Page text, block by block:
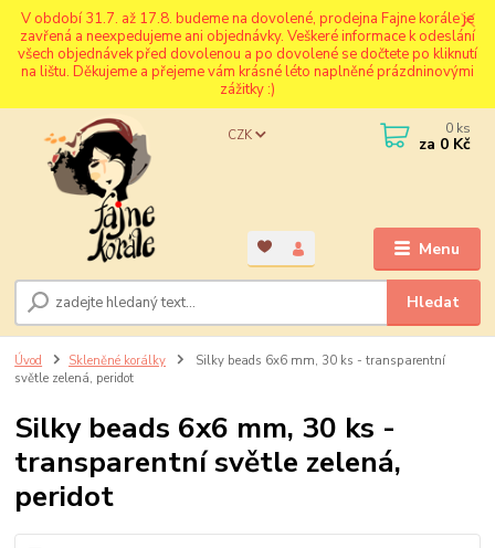
V období 31.7. až 17.8. budeme na dovolené, prodejna Fajne korále je
zavřená a neexpedujeme ani objednávky. Veškeré informace k odeslání
všech objednávek před dovolenou a po dovolené se dočtete po kliknutí
na lištu. Děkujeme a přejeme vám krásné léto naplněné prázdninovými
zážitky :)
Menu
CZK
Hledat
0 ks
za 0 Kč
Úvod Skleněné korálky
Silky beads 6x6 mm, 30 ks - transparentní
světle zelená, peridot
Silky beads 6x6 mm, 30 ks -
transparentní světle zelená,
peridot